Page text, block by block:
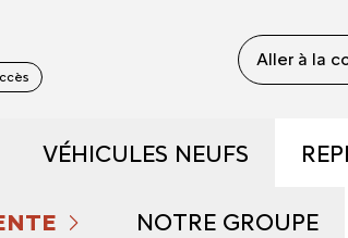
Aller à la
VÉHICULES NEUFS
DÉCOUVREZ NOTRE
NOTRE GROUPE